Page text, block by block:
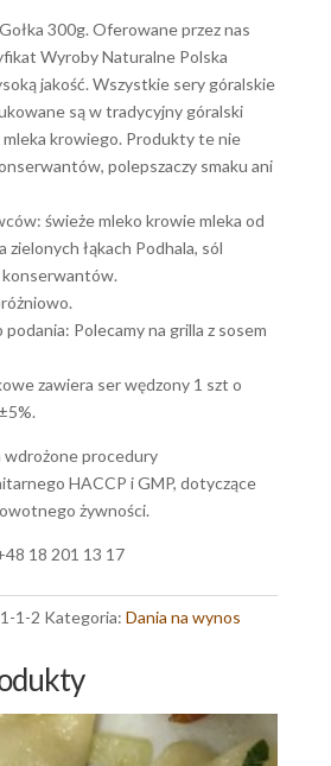
300g. Oferowane przez nas
Wyroby Naturalne Polska
jakość. Wszystkie sery góralskie
są w tradycyjny góralski
mleka krowiego. Produkty te nie
polepszaczy smaku ani
świeże mleko krowie mleka od
zielonych łąkach Podhala, sól
Polecamy na grilla z sosem
zawiera ser wędzony 1 szt o
wdrożone procedury
HACCP i GMP, dotyczące
żywności.
18 201 13 17
1-2 Kategoria: Dania na wynos